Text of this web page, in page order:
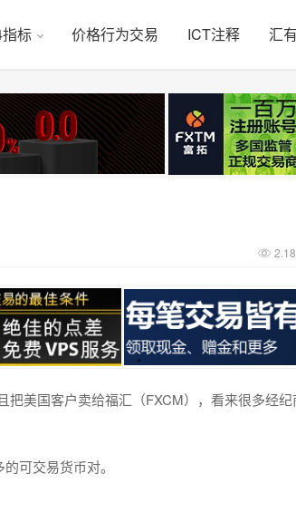
标 价格行为交易 ICT注释 汇
美国客户卖给福汇（FXCM），看来很多经
可交易货币对。